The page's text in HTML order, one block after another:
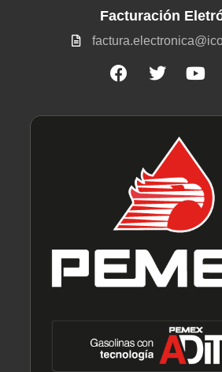
Facturación
Facebook
Twitter